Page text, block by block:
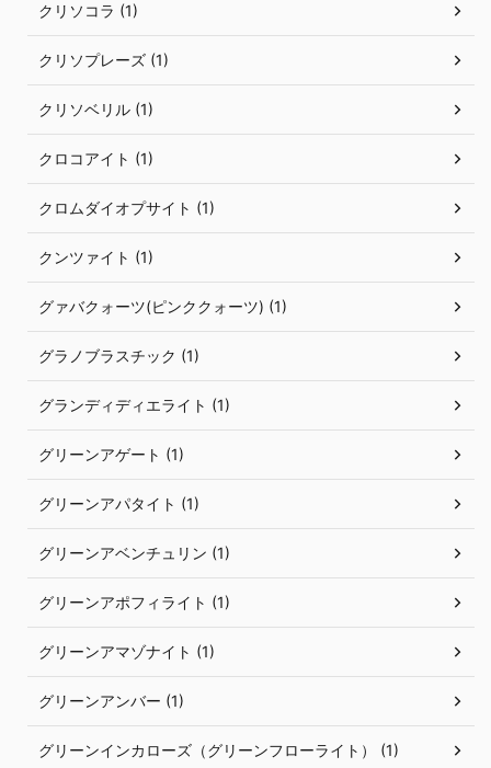
クリソコラ (1)
クリソプレーズ (1)
クリソベリル (1)
クロコアイト (1)
クロムダイオプサイト (1)
クンツァイト (1)
グァバクォーツ(ピンククォーツ) (1)
グラノブラスチック (1)
グランディディエライト (1)
グリーンアゲート (1)
グリーンアパタイト (1)
グリーンアベンチュリン (1)
グリーンアポフィライト (1)
グリーンアマゾナイト (1)
グリーンアンバー (1)
グリーンインカローズ（グリーンフローライト） (1)